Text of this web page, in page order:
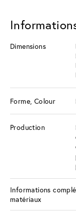
Dimensions
Forme, Colour
Production
Informations
matériaux